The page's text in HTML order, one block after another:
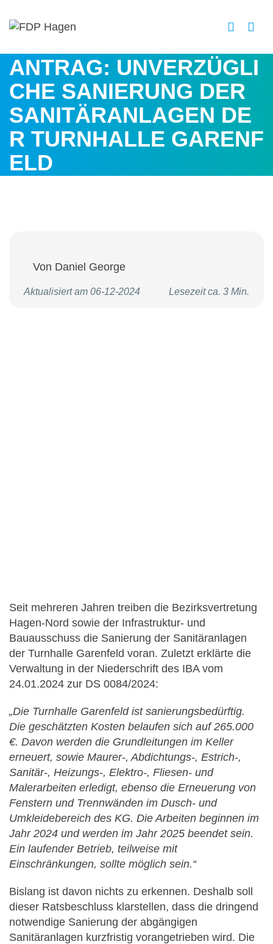
ANTRAG: UNVERZÜGLI
CHE SANIERUNG DER
SANITÄRANLAGEN DE
R TURNHALLE GARENF
ELD
Von Daniel George
Aktualisiert am 06-12-2024 Lesezeit ca. 3 Min.
Seit mehreren Jahren treiben die Bezirksvertretung
Hagen-Nord sowie der Infrastruktur- und
Bauausschuss die Sanierung der Sanitäranlagen
der Turnhalle Garenfeld voran. Zuletzt erklärte die
Verwaltung in der Niederschrift des IBA vom
24.01.2024 zur DS 0084/2024:
„Die Turnhalle Garenfeld ist sanierungsbedürftig.
Die geschätzten Kosten belaufen sich auf 265.000
€. Davon werden die Grundleitungen im Keller
erneuert, sowie Maurer-, Abdichtungs-, Estrich-,
Sanitär-, Heizungs-, Elektro-, Fliesen- und
Malerarbeiten erledigt, ebenso die Erneuerung von
Fenstern und Trennwänden im Dusch- und
Umkleidebereich des KG. Die Arbeiten beginnen im
Jahr 2024 und werden im Jahr 2025 beendet sein.
Ein laufender Betrieb, teilweise mit
Einschränkungen, sollte möglich sein.“
Bislang ist davon nichts zu erkennen. Deshalb soll
dieser Ratsbeschluss klarstellen, dass die dringend
notwendige Sanierung der abgängigen
Sanitäranlagen kurzfristig vorangetrieben wird. Die